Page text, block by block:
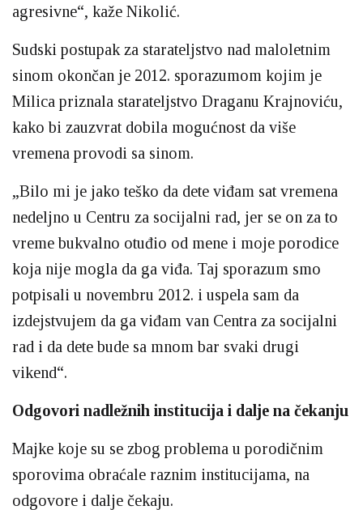
agresivne“, kaže Nikolić.
Sudski postupak za starateljstvo nad maloletnim
sinom okončan je 2012. sporazumom kojim je
Milica priznala starateljstvo Draganu Krajnoviću,
kako bi zauzvrat dobila mogućnost da više
vremena provodi sa sinom.
„Bilo mi je jako teško da dete viđam sat vremena
nedeljno u Centru za socijalni rad, jer se on za to
vreme bukvalno otuđio od mene i moje porodice
koja nije mogla da ga viđa. Taj sporazum smo
potpisali u novembru 2012. i uspela sam da
izdejstvujem da ga viđam van Centra za socijalni
rad i da dete bude sa mnom bar svaki drugi
vikend“.
Odgovori nadležnih institucija i dalje na čekanju
Majke koje su se zbog problema u porodičnim
sporovima obraćale raznim institucijama, na
odgovore i dalje čekaju.